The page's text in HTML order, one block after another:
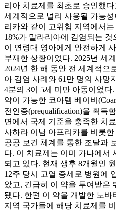
리아 치료제를 최초로 승인했
세계적으로 널리 사용될 가능
리카와 같이 고위험 지역에서
18%가 말라리아에 감염되는
이 연령대 영아에게 안전하게
부재한 상황이었다. 2025년 세
2024년 한 해 동안 전 세계적으
아 감염 사례와 61만 명의 사망
4분의 3이 5세 미만 아동이었
약이 가능한 코아템 베이비
전인증(prequalification)을 획득
면에서 국제 기준을 충족한 치
사하라 이남 아프리카를 비롯
공공 보건 체계를 통한 조달과
다. 이 치료제는 이미 가나에서
되고 있다. 현재 생후 8개월인
12주 당시 고열 증세로 병원에
았고, 긴급히 이 약을 투여받은
됐다. 한편 이 약을 개발한 노바
지역 국가들에 해당 치료제를